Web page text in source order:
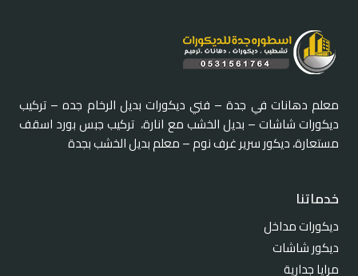
معلم دهانات في جدة – فني ديكورات بديل الرخام جده – تركيب
ديكورات شاشات – بديل الخشب مع انارة، تركيب جبس بورد اسقف
مستعارة، ديكور سرير غرف نوم – معلم بديل الخشب بجدة
خدماتنا
ديكورات مداخل
ديكور شاشات
مرايا جدارية